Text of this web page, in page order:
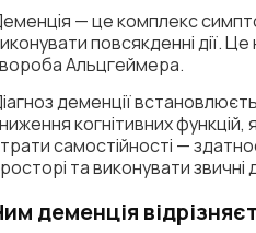
— це комплекс
повсякденні дії.
Альцгеймера.
деменції
когнітивних
самостійності —
та виконувати звичні
деменція